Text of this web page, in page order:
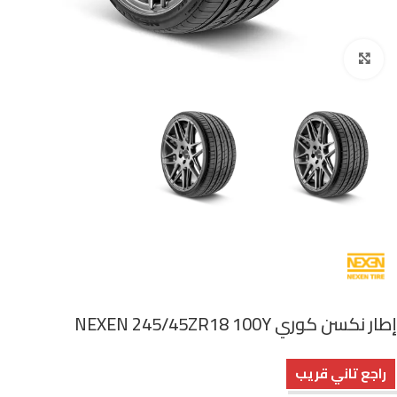
إطار نكسن كوري NEXEN 245/45ZR18 100Y
راجع تاني قريب